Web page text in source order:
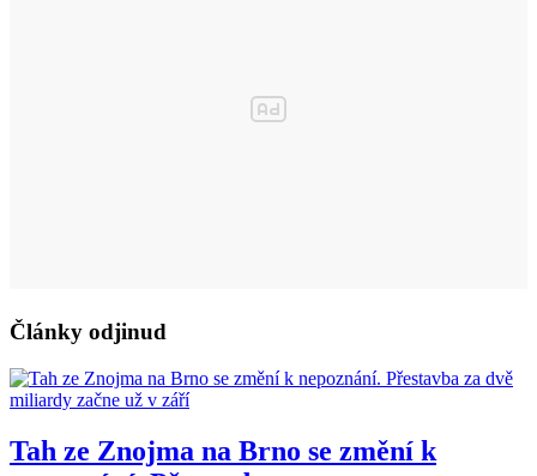
Články odjinud
Tah ze Znojma na Brno se změní k